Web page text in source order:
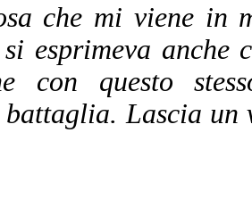
che mi viene in
esprimeva anche
con questo
Lascia un